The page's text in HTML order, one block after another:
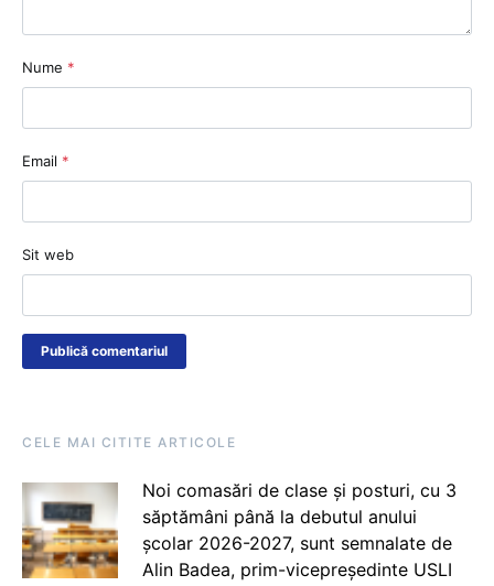
Nume *
Email *
Sit web
CELE MAI CITITE ARTICOLE
Noi comasări de clase și posturi, cu 3
săptămâni până la debutul anului
școlar 2026-2027, sunt semnalate de
Alin Badea, prim-vicepreședinte USLI